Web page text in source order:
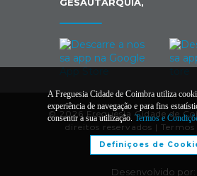
© 2026 Freguesia Cidade de
direitos reservados | Termos
Desenvolvido por:
A Freguesia Cidade de Coimbra utiliza
experiência de navegação e para fins
consentir a sua utilização. Termos e
Definiçoes de